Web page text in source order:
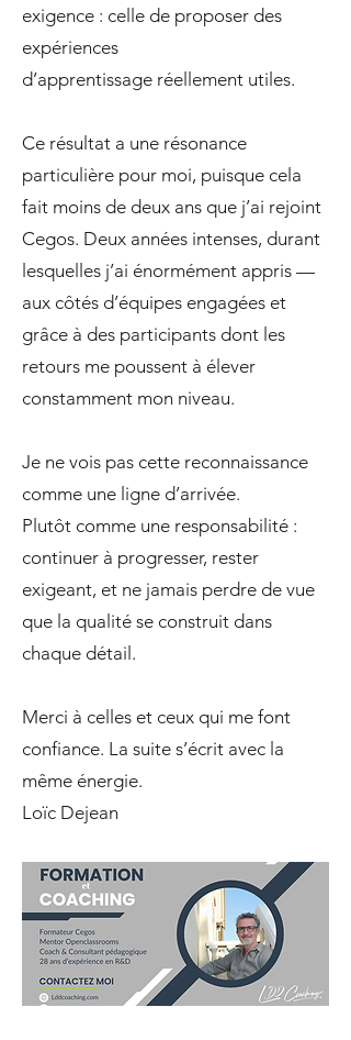
exigence : celle de proposer des
expériences
d’apprentissage réellement utiles.
Ce résultat a une résonance
particulière pour moi, puisque cela
fait moins de deux ans que j’ai rejoint
Cegos. Deux années intenses, durant
lesquelles j’ai énormément appris —
aux côtés d’équipes engagées et
grâce à des participants dont les
retours me poussent à élever
constamment mon niveau.
Je ne vois pas cette reconnaissance
comme une ligne d’arrivée.
Plutôt comme une responsabilité :
continuer à progresser, rester
exigeant, et ne jamais perdre de vue
que la qualité se construit dans
chaque détail.
Merci à celles et ceux qui me font
confiance. La suite s’écrit avec la
même énergie.
Loïc Dejean